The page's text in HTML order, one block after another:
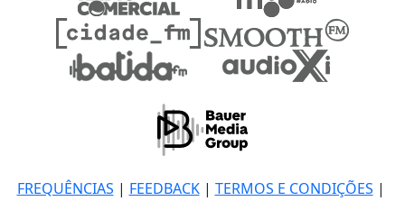
FREQUÊNCIAS | FEEDBACK| TERMOS E CONDIÇÕES |